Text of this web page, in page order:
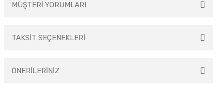
MÜŞTERİ YORUMLARI
TAKSİT SEÇENEKLERİ
ÖNERİLERİNİZ